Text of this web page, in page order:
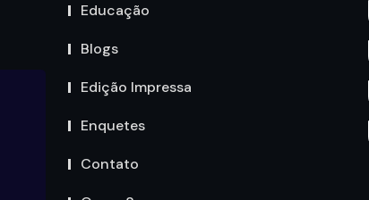
Educação
Blogs
Edição Impressa
Enquetes
Contato